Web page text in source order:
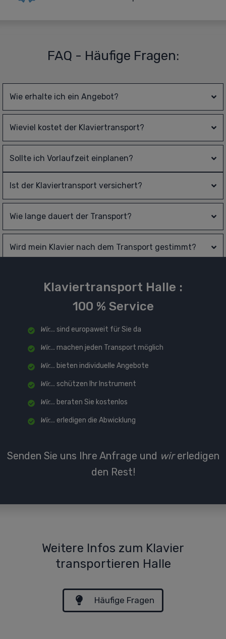
FAQ - Häufige Fragen:
Wie erhalte ich ein Angebot?
Wieviel kostet der Klaviertransport?
Sollte ich Vorlaufzeit einplanen?
Ist der Klaviertransport versichert?
Wie lange dauert der Transport?
Wird mein Klavier nach dem Transport gestimmt?
Klaviertransport Halle :
100 % Service
Wir... sind europaweit für Sie da
Wir... machen jeden Transport möglich
Wir... bieten individuelle Angebote
Wir... schützen Ihr Instrument
Wir... beraten Sie kostenlos
Wir... erledigen die Abwicklung
Senden Sie uns Ihre Anfrage und wirerledigen
den Rest!
Weitere Infos zum Klavier
transportieren Halle
Häufige Fragen